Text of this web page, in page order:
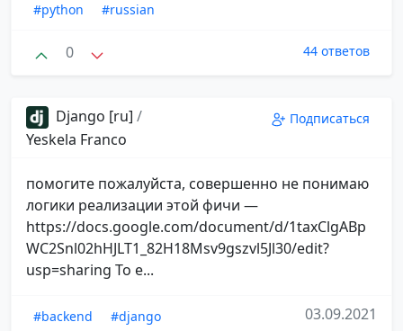
#python
#russian
0 44 ответов
Django [ru] /
Yeskela Franco
Подписаться
помогите пожалуйста, совершенно не понимаю
логики реализации этой фичи —
https://docs.google.com/document/d/1taxClgABp
WC2Snl02hHJLT1_82H18Msv9gszvl5Jl30/edit?
usp=sharing То е...
#backend
#django
03.09.2021